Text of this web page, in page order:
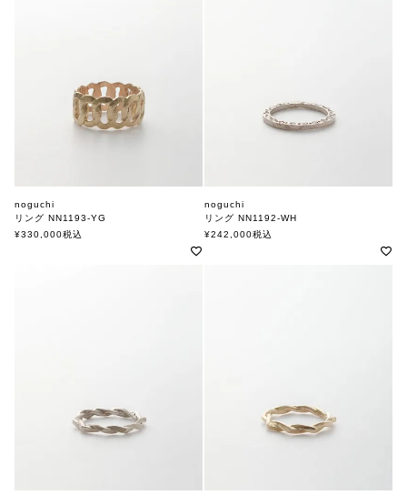
noguchi
リング NN1193-YG
ノグチ
¥330,000税込
noguchi
リング NN1192-WH
ノグチ
¥242,000税込